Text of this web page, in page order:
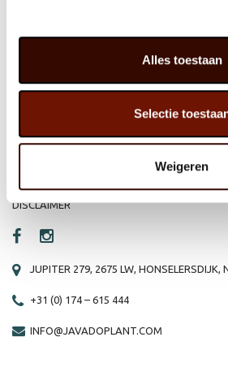
Alles toestaan
Selectie
Weigeren
ORGANISATIE
REFERENTIES
DISCLAIMER
JUPITER 279, 2675 LW, HONSELERSDIJK,
+31 (0) 174 – 615 444
INFO@JAVADOPLANT.COM